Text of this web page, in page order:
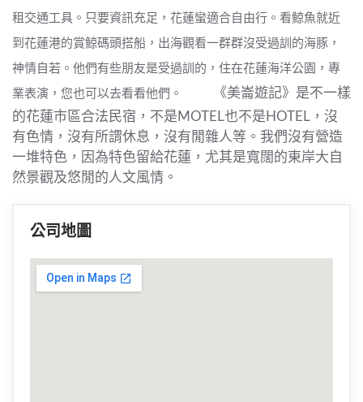
租交通工具。只要資訊充足，花蓮蠻適合自由行。看鯨魚就近
到花蓮港的賞鯨碼頭搭船，出海觀看一群群沒受過訓的海豚，
神情自若。他們有些朋友是受過訓的，住在花蓮海洋公園，專
業表演，您也可以去看看他們。
《美崙遊記》是不一樣
的花蓮市區合法民宿，不是MOTEL也不是HOTEL，沒
有色情，沒有所謂休息，沒有閒雜人等。我們沒有營造
一堆特色，因為特色留給花蓮，尤其是寬闊的東岸大自
然景觀及悠閒的人文風情。
公司地圖